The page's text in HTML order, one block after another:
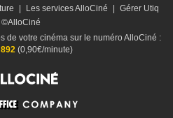
| Les services AlloCiné | Gérer Utiq
©AlloCiné
de votre cinéma sur le numéro AlloCiné :
(0,90€/minute)